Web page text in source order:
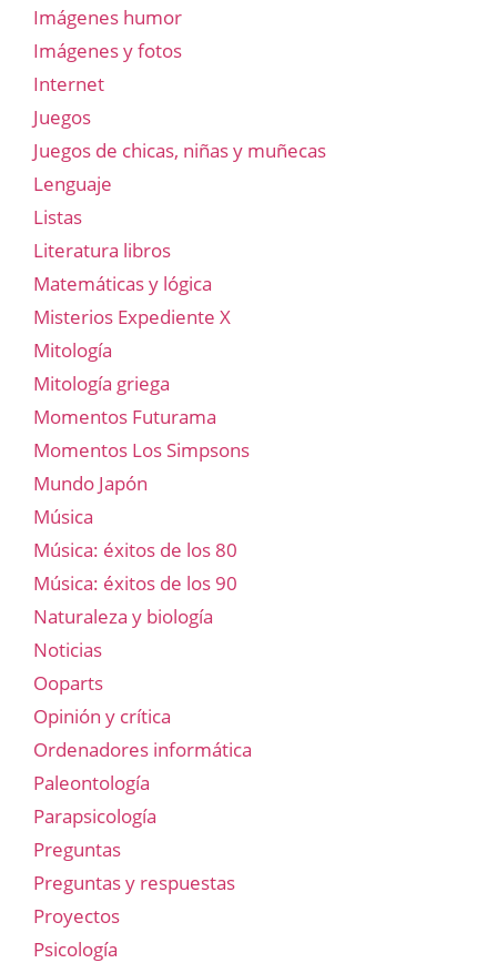
Imágenes humor
Imágenes y fotos
Internet
Juegos
Juegos de chicas, niñas y muñecas
Lenguaje
Listas
Literatura libros
Matemáticas y lógica
Misterios Expediente X
Mitología
Mitología griega
Momentos Futurama
Momentos Los Simpsons
Mundo Japón
Música
Música: éxitos de los 80
Música: éxitos de los 90
Naturaleza y biología
Noticias
Ooparts
Opinión y crítica
Ordenadores informática
Paleontología
Parapsicología
Preguntas
Preguntas y respuestas
Proyectos
Psicología